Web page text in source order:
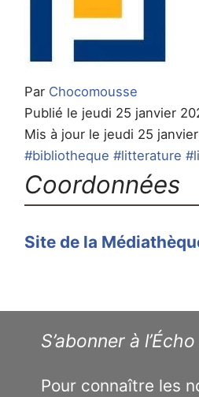
Par Chocomousse
Publié le jeudi 25 janvier
Mis à jour le jeudi 25
#bibliotheque #litterature
Coordonnées
Site de la
S’abonner à
Pour connaître les